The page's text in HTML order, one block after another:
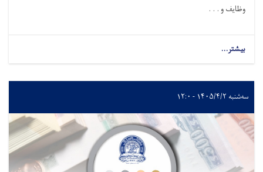
وظایف و . . .
بیشتر...
سه‌شنبه ۱۴۰۵/۴/۲ - ۱۲:۰